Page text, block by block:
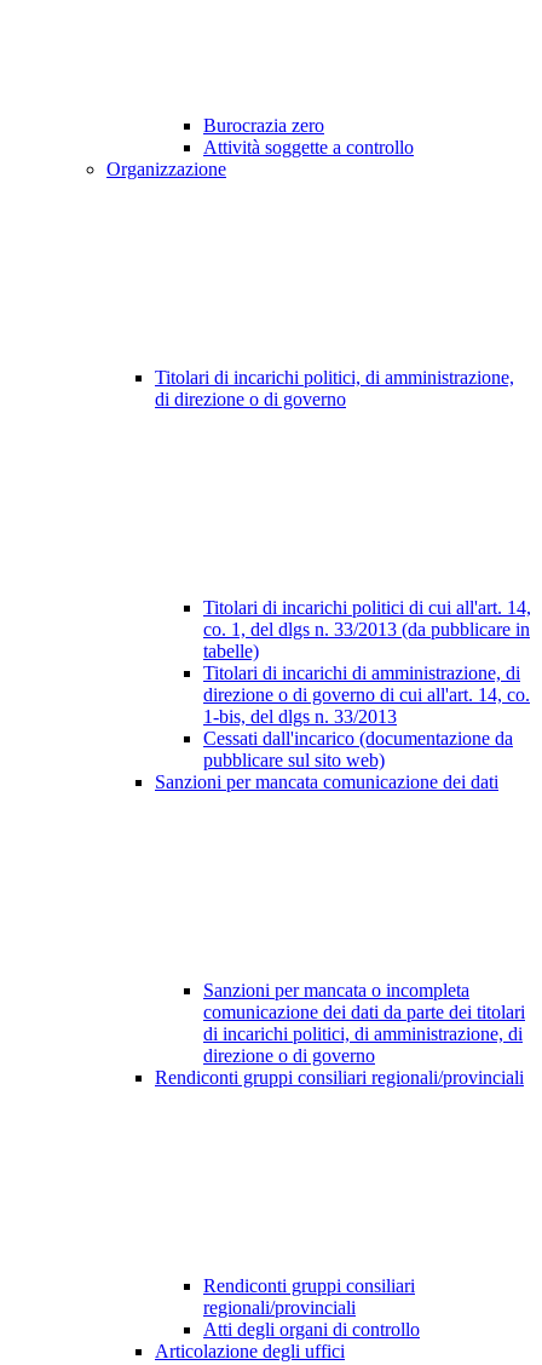
Burocrazia zero
Attività soggette a controllo
Organizzazione
Titolari di incarichi politici, di amministrazione,
di direzione o di governo
Titolari di incarichi politici di cui all'art. 14,
co. 1, del dlgs n. 33/2013 (da pubblicare in
tabelle)
Titolari di incarichi di amministrazione, di
direzione o di governo di cui all'art. 14, co.
1-bis, del dlgs n. 33/2013
Cessati dall'incarico (documentazione da
pubblicare sul sito web)
Sanzioni per mancata comunicazione dei dati
Sanzioni per mancata o incompleta
comunicazione dei dati da parte dei titolari
di incarichi politici, di amministrazione, di
direzione o di governo
Rendiconti gruppi consiliari regionali/provinciali
Rendiconti gruppi consiliari
regionali/provinciali
Atti degli organi di controllo
Articolazione degli uffici